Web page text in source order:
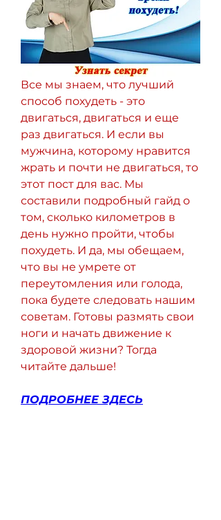
Все мы знаем, что лучший
способ похудеть - это
двигаться, двигаться и еще
раз двигаться. И если вы
мужчина, которому нравится
жрать и почти не двигаться, то
этот пост для вас. Мы
составили подробный гайд о
том, сколько километров в
день нужно пройти, чтобы
похудеть. И да, мы обещаем,
что вы не умрете от
переутомления или голода,
пока будете следовать нашим
советам. Готовы размять свои
ноги и начать движение к
здоровой жизни? Тогда
читайте дальше!
ПОДРОБНЕЕ ЗДЕСЬ